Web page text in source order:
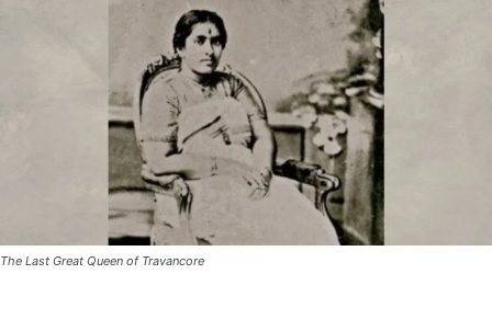
The Last Great Queen of Travancore